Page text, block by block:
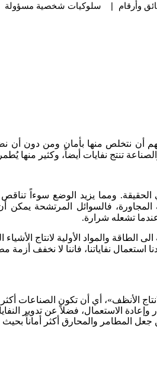
سلوكيات شخصية مسؤولة | وأرقام
نتخلص منها بأمان ومن دون أن نضرّ
تنتج نفايات أيضاً، وكثير منها
الحقيقة. ومما يزيد الوضع سوءاً
فالسوائل المرتشحة يمكن أن
تشعله شرارة.
والمواد الأولية لانتاج الأشياء
استعمال نفاياتنا، فاننا لا نخفف
الأنظف»، أي أن تكون الصناعات
وإعادة الاستعمال، فضلاً عن تدوير
المطامر والمحارق أكثر أماناً بحيث